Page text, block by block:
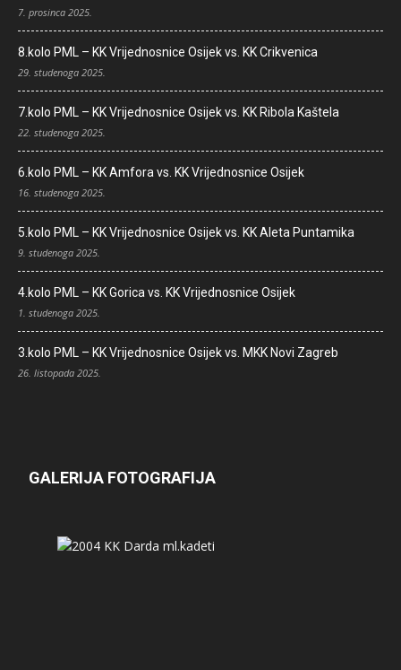
7. prosinca 2025.
8.kolo PML – KK Vrijednosnice Osijek vs. KK Crikvenica
29. studenoga 2025.
7.kolo PML – KK Vrijednosnice Osijek vs. KK Ribola Kaštela
22. studenoga 2025.
6.kolo PML – KK Amfora vs. KK Vrijednosnice Osijek
16. studenoga 2025.
5.kolo PML – KK Vrijednosnice Osijek vs. KK Aleta Puntamika
9. studenoga 2025.
4.kolo PML – KK Gorica vs. KK Vrijednosnice Osijek
1. studenoga 2025.
3.kolo PML – KK Vrijednosnice Osijek vs. MKK Novi Zagreb
26. listopada 2025.
GALERIJA FOTOGRAFIJA